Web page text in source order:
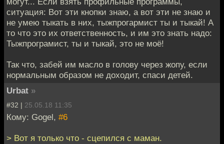
ситуация: Вот эти кнопки знаю, а вот эти не знаю и
не умею тыкать в них, тыжпрогармист ты и тыкай! А
то что это их ответственность, и им это знать надо:
Тыжпрограмист, ты и тыкай, это не моё!
Так что, забей им масло в голову через жопу, если
нормальным образом не доходит, спаси детей.
Urbat »
#32 | 25.05.18 11:35
Кому: Gogel, #6
> Вот я только что - сцепился с маман.